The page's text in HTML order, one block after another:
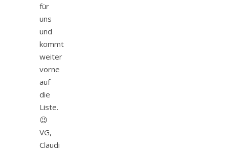
für
uns
und
kommt
weiter
vorne
auf
die
Liste.
😉
VG,
Claudi